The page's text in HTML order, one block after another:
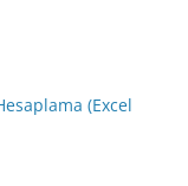
(Excel